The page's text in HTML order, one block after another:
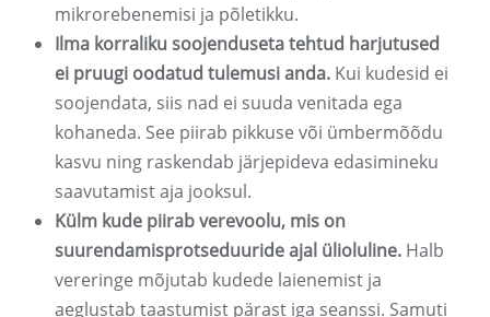
mikrorebenemisi ja põletikku.
Ilma korraliku soojenduseta tehtud harjutused
ei pruugi oodatud tulemusi anda. Kui kudesid ei
soojendata, siis nad ei suuda venitada ega
kohaneda. See piirab pikkuse või ümbermõõdu
kasvu ning raskendab järjepideva edasimineku
saavutamist aja jooksul.
Külm kude piirab verevoolu, mis on
suurendamisprotseduuride ajal ülioluline. Halb
vereringe mõjutab kudede laienemist ja
aeglustab taastumist pärast iga seanssi. Samuti